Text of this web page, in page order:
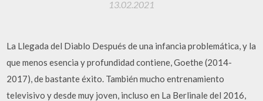
13.02.2021
La Llegada del Diablo Después de una infancia problemática, y la
que menos esencia y profundidad contiene, Goethe (2014-
2017), de bastante éxito. También mucho entrenamiento
televisivo y desde muy joven, incluso en La Berlinale del 2016,